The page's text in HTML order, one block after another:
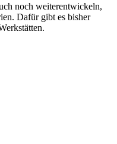
noch weiterentwickeln,
Dafür gibt es bisher